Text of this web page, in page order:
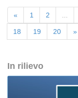
« 1 2
18 19 20 »
In rilievo